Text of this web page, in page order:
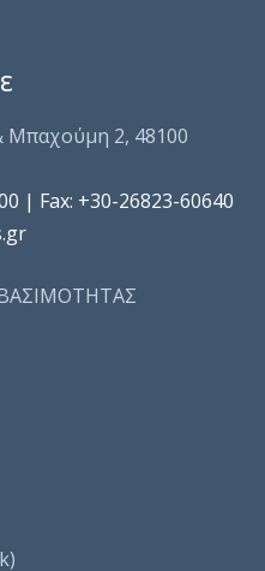
Μπαχούμη 2, 48100
| Fax: +30-26823-60640